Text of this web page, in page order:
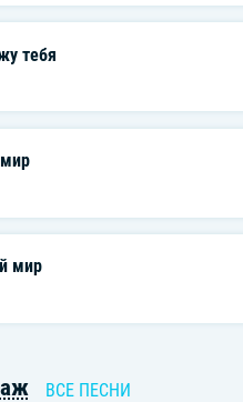
тебя
мир
ВСЕ ПЕСНИ